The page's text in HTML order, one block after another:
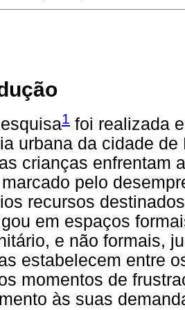
1 foi realizada
urbana da cidade
crianças enfrentam
pelo
recursos
em espaços
e não formais,
estabelecem entre
momentos de
às suas